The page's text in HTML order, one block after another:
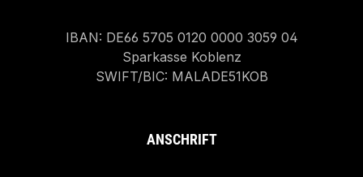
IBAN: DE66 5705 0120 0000 3059 04
Sparkasse Koblenz
SWIFT/BIC: MALADE51KOB
ANSCHRIFT